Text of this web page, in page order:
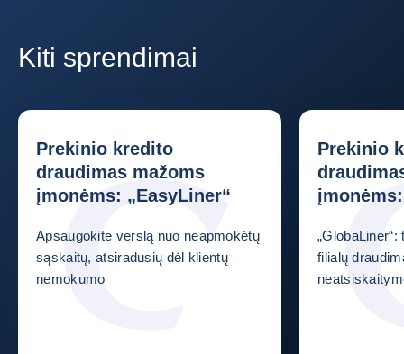
Kiti sprendimai
Prekinio kredito
draudimas mažoms
įmonėms: „EasyLiner“
Apsaugokite verslą nuo neapmokėtų
sąskaitų, atsiradusių dėl klientų
nemokumo
Prekinio
filialų